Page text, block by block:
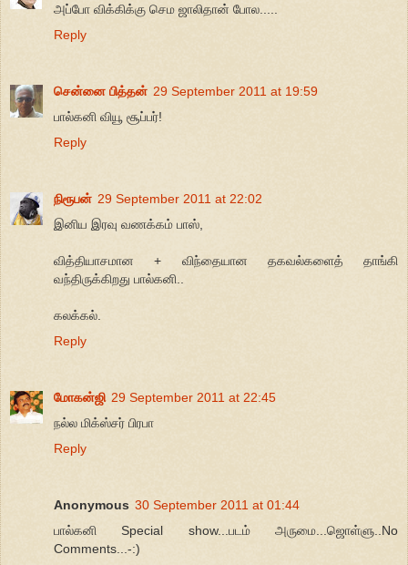
அப்போ விக்கிக்கு செம ஜாலிதான் போல.....
Reply
சென்னை பித்தன் 29 September 2011 at 19:59
பால்கனி வியூ சூப்பர்!
Reply
நிரூபன் 29 September 2011 at 22:02
இனிய இரவு வணக்கம் பாஸ்,
வித்தியாசமான + விந்தையான தகவல்களைத் தாங்கி
வந்திருக்கிறது பால்கனி..
கலக்கல்.
Reply
மோகன்ஜி 29 September 2011 at 22:45
நல்ல மிக்ஸ்சர் பிரபா
Reply
Anonymous 30 September 2011 at 01:44
பால்கனி Special show...படம் அருமை...ஜொள்ளு..No
Comments...-:)